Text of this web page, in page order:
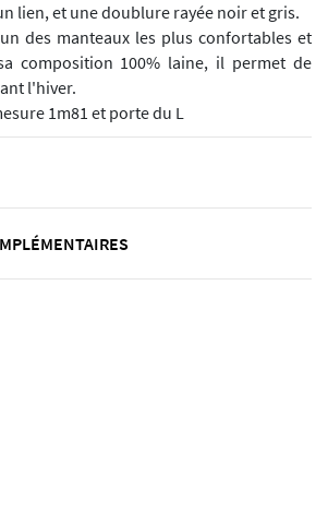
lien, et une doublure rayée noir et gris.
des manteaux les plus confortables et
composition 100% laine, il permet de
l'hiver.
1m81 et porte du L